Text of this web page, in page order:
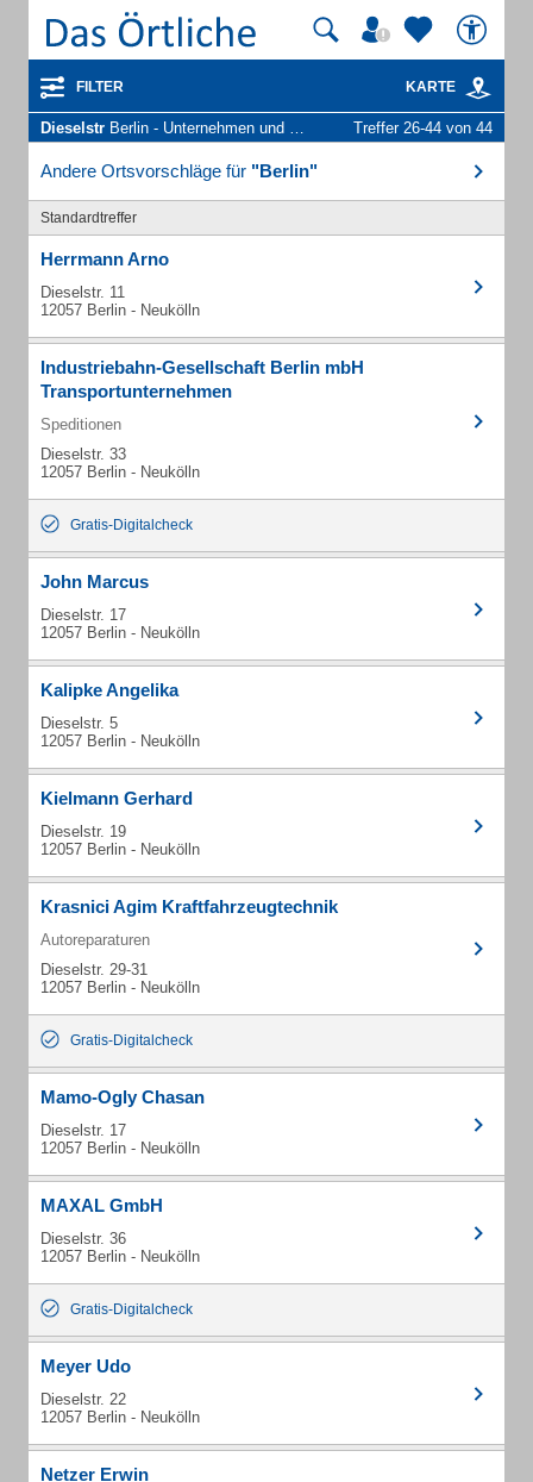
FILTER KARTE
Dieselstr Berlin - Unternehmen und Personen Treffer 26-44 von 44
Andere Ortsvorschläge für "Berlin"
Standardtreffer
Herrmann Arno
Dieselstr. 11
12057 Berlin - Neukölln
Industriebahn-Gesellschaft Berlin mbH
Transportunternehmen
Speditionen
Dieselstr. 33
12057 Berlin - Neukölln
Gratis-Digitalcheck
John Marcus
Dieselstr. 17
12057 Berlin - Neukölln
Kalipke Angelika
Dieselstr. 5
12057 Berlin - Neukölln
Kielmann Gerhard
Dieselstr. 19
12057 Berlin - Neukölln
Krasnici Agim Kraftfahrzeugtechnik
Autoreparaturen
Dieselstr. 29-31
12057 Berlin - Neukölln
Gratis-Digitalcheck
Mamo-Ogly Chasan
Dieselstr. 17
12057 Berlin - Neukölln
MAXAL GmbH
Dieselstr. 36
12057 Berlin - Neukölln
Gratis-Digitalcheck
Meyer Udo
Dieselstr. 22
12057 Berlin - Neukölln
Netzer Erwin